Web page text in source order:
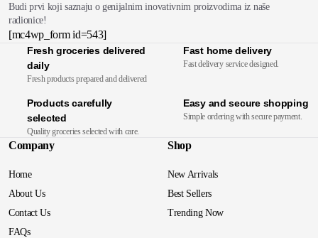
Budi prvi koji saznaju o genijalnim inovativnim proizvodima iz naše
radionice!
[mc4wp_form id=543]
Fresh groceries delivered
daily
Fresh products prepared and delivered
Fast home delivery
Fast delivery service designed.
Products carefully
selected
Quality groceries selected with care.
Easy and secure shopping
Simple ordering with secure payment.
Company
Home
About Us
Contact Us
FAQs
Shop
New Arrivals
Best Sellers
Trending Now